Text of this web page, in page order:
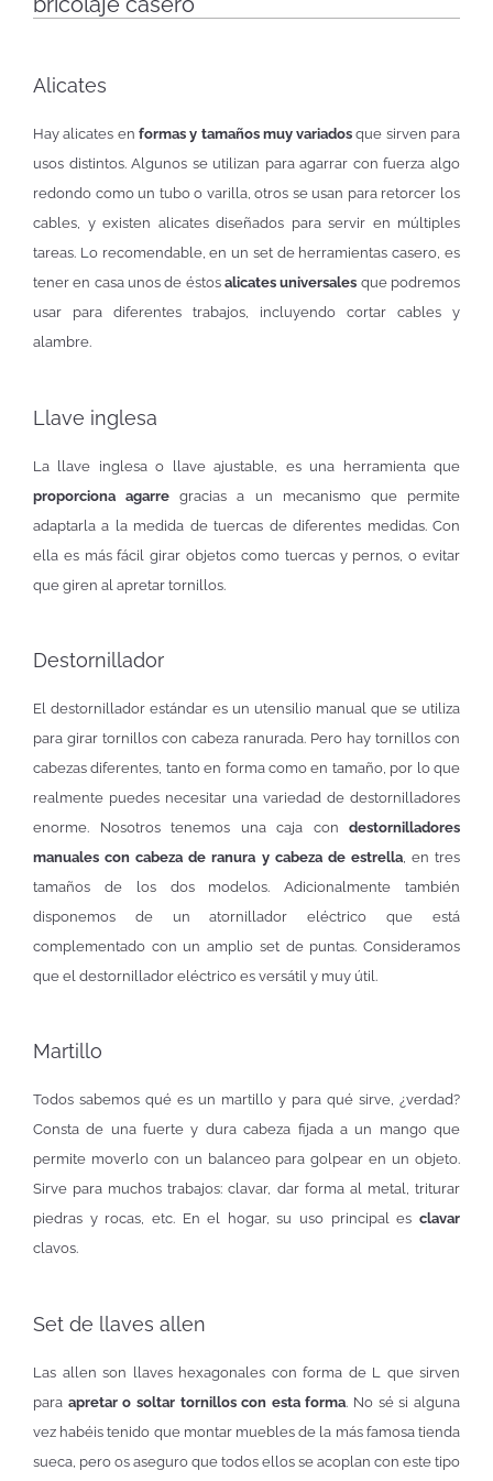
Alicates
Hay alicates en formas y tamaños muy variados que sirven para
usos distintos. Algunos se utilizan para agarrar con fuerza algo
redondo como un tubo o varilla, otros se usan para retorcer los
cables, y existen alicates diseñados para servir en múltiples
tareas. Lo recomendable, en un set de herramientas casero, es
tener en casa unos de éstos alicates universales que podremos
usar para diferentes trabajos, incluyendo cortar cables y
alambre.
Llave inglesa
La llave inglesa o llave ajustable, es una herramienta que
proporciona agarre gracias a un mecanismo que permite
adaptarla a la medida de tuercas de diferentes medidas. Con
ella es más fácil girar objetos como tuercas y pernos, o evitar
que giren al apretar tornillos.
Destornillador
El destornillador estándar es un utensilio manual que se utiliza
para girar tornillos con cabeza ranurada. Pero hay tornillos con
cabezas diferentes, tanto en forma como en tamaño, por lo que
realmente puedes necesitar una variedad de destornilladores
enorme. Nosotros tenemos una caja con destornilladores
manuales con cabeza de ranura y cabeza de estrella, en tres
tamaños de los dos modelos. Adicionalmente también
disponemos de un atornillador eléctrico que está
complementado con un amplio set de puntas. Consideramos
que el destornillador eléctrico es versátil y muy útil.
Martillo
Todos sabemos qué es un martillo y para qué sirve, ¿verdad?
Consta de una fuerte y dura cabeza fijada a un mango que
permite moverlo con un balanceo para golpear en un objeto.
Sirve para muchos trabajos: clavar, dar forma al metal, triturar
piedras y rocas, etc. En el hogar, su uso principal es clavar
clavos.
Set de llaves allen
Las allen son llaves hexagonales con forma de L que sirven
para apretar o soltar tornillos con esta forma. No sé si alguna
vez habéis tenido que montar muebles de la más famosa tienda
sueca, pero os aseguro que todos ellos se acoplan con este tipo